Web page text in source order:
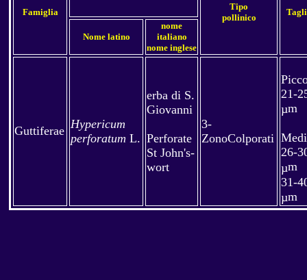
Famiglia
Tipo
pollinico
Nome latino
nome
italiano
nome inglese
Guttiferae Hypericum
perforatum L.
erba di S.
Giovanni
Perforate
St John's-
wort
3-
ZonoColporati
21-
µm
Medi
26-
µm
31-
µm